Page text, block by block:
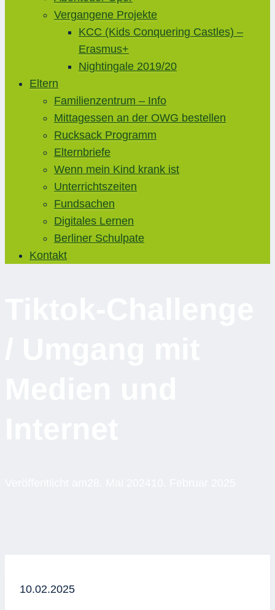
Vergangene Projekte
KCC (Kids Conquering Castles) –
Erasmus+
Nightingale 2019/20
Eltern
Familienzentrum – Info
Mittagessen an der OWG bestellen
Rucksack Programm
Elternbriefe
Wenn mein Kind krank ist
Unterrichtszeiten
Fundsachen
Digitales Lernen
Berliner Schulpate
Kontakt
10.02.2025